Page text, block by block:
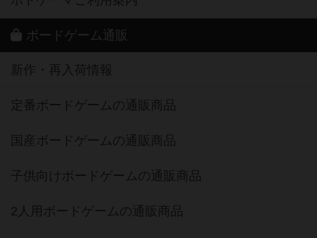
ボードゲーム通販
新作・再入荷情報
定番ボードゲームの通販商品
国産ボードゲームの通販商品
子供向けボードゲームの通販商品
2人用ボードゲームの通販商品